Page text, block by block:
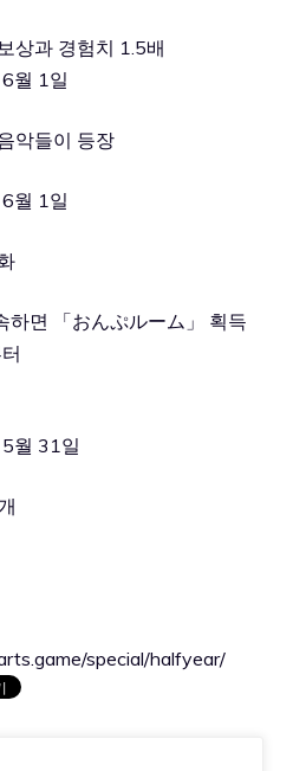
상과 경험치 1.5배
월 1일
악들이 등장
월 1일
하면 「おんぷルーム」 획득
월 31일
special/halfyear/